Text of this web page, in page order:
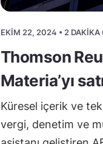
EKIM 22, 2024 • 2 DAKIKA
Thomson
Materia’yı
Küresel içerik ve
vergi, denetim ve